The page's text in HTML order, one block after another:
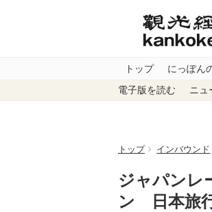
トップ にっぽん
電子版を読む ニュ
トップ インバウンド
ジャパンレ
ン 日本旅